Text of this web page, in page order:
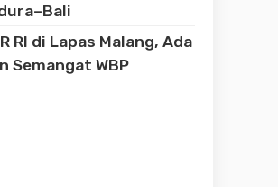
RI di Lapas Malang, Ada
Semangat WBP